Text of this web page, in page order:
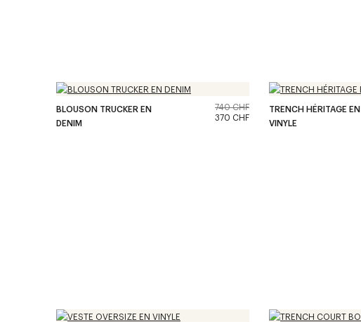
BLOUSON TRUCKER EN
DENIM
740 CHF
370 CHF
TRENCH HÉRITAGE EN
VINYLE